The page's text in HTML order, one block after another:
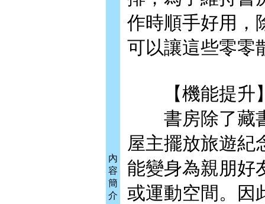
內
容
簡
介
作時順手好用，
可以讓這些零零
【機能提升
書房除了藏書
屋主擺放旅遊紀
能變身為親朋好
或運動空間。因